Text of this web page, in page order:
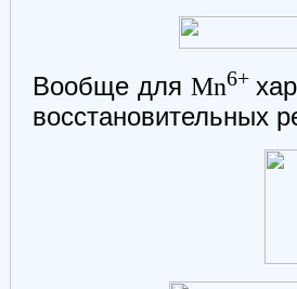
Вообще для Mn6+
восстановительных